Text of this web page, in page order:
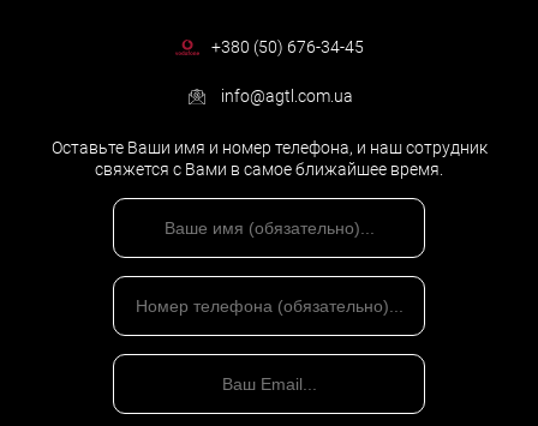
+380 (50) 676-34-45
info@agtl.com.ua
Оставьте Ваши имя и номер телефона, и наш сотрудник
свяжется с Вами в самое ближайшее время.